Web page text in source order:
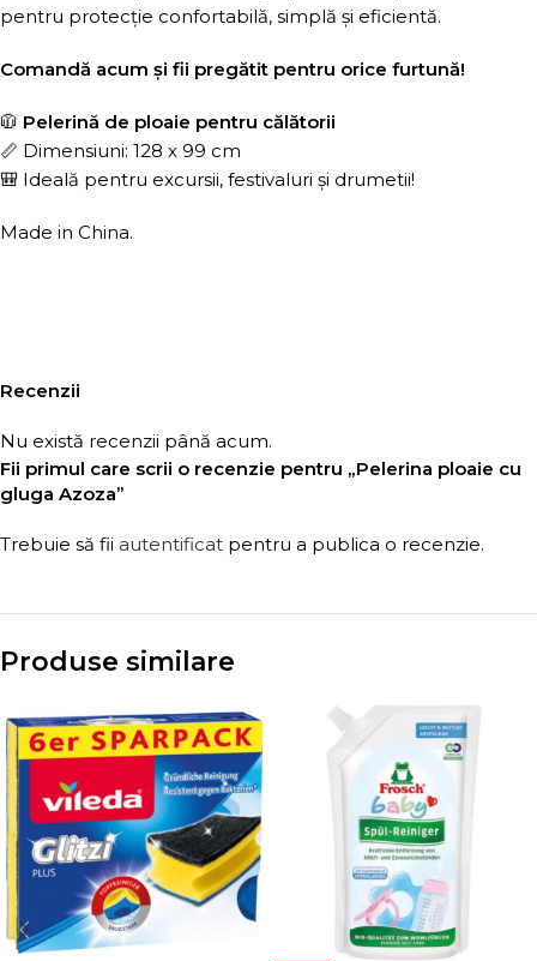
pentru protecție confortabilă, simplă și eficientă.
Comandă acum și fii pregătit pentru orice furtună!
🧥 Pelerină de ploaie pentru călătorii
📏 Dimensiuni: 128 x 99 cm
🎒 Ideală pentru excursii, festivaluri și drumetii!
Made in China.
Recenzii
Nu există recenzii până acum.
Fii primul care scrii o recenzie pentru „Pelerina ploaie cu
gluga Azoza”
Trebuie să fii autentificat pentru a publica o recenzie.
Produse similare